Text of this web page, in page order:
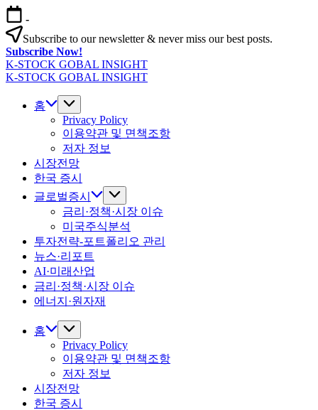
본
문
으
로
건
너
-
Subscribe to our newsletter & never miss our best posts.
Subscribe Now!
K-STOCK GOBAL INSIGHT
글
K-STOCK GOBAL INSIGHT
홈
Privacy Policy
이용약관 및 면책조항
저자 정보
시장전망
한국 증시
글로벌증시
금리·정책·시장 이슈
미국주식분석
투자전략-포트폴리오 관리
뉴스·리포트
AI·미래산업
금리·정책·시장 이슈
에너지·원자재
홈
Privacy Policy
이용약관 및 면책조항
저자 정보
시장전망
한국 증시